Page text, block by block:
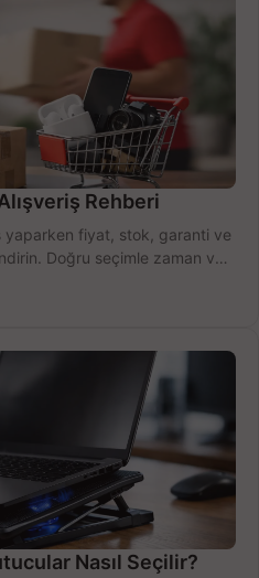
Rehberi
yaparken fiyat, stok, garanti ve
Doğru seçimle zaman ve
Nasıl Seçilir?